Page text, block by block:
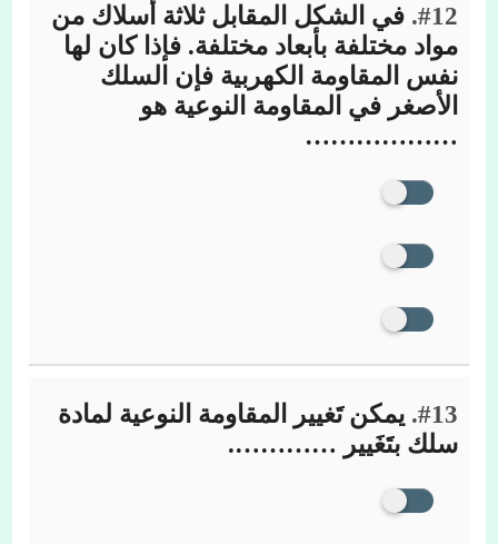
#12. في الشكل المقابل ثلاثة أسلاك من
مواد مختلفة بأبعاد مختلفة. فإذا كان لها
نفس المقاومة الكهربية فإن السلك
الأصغر في المقاومة النوعية هو
………………
#13. يمكن تَغيير المقاومة النوعية لمادة
سلك بتَغَيير ………….